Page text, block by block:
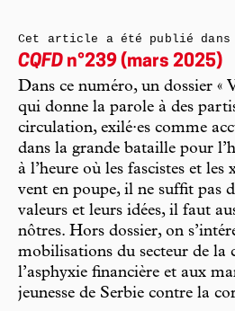
Cet article a été publié dans
CQFD n°239 (mars 2025)
Dans ce numéro, un dossier «
qui donne la parole à des
circulation, exilé·es comme
dans la grande bataille pour
à l’heure où les fascistes et les
vent en poupe, il ne suffit pas
valeurs et leurs idées, il faut
nôtres. Hors dossier, on
mobilisations du secteur de la
l’asphyxie financière et aux
jeunesse de Serbie contre la